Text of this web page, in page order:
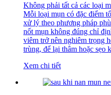
Không phải tất cả các loại
Mỗi loại mụn có đặc điểm
xử lý theo phương pháp
nốt mụn không đúng chỉ
viêm trở nên nghiêm trọng
trùng, để lại thâm hoặc sẹo
Xem chi tiết